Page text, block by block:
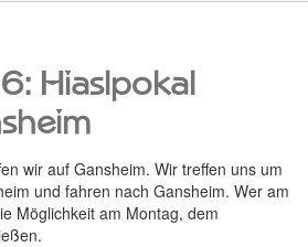
Hiaslpokal
wir auf Gansheim. Wir treffen uns um
und fahren nach Gansheim. Wer am
Möglichkeit am Montag, dem